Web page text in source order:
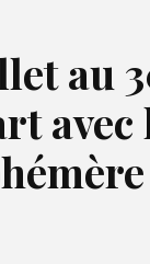
au
avec